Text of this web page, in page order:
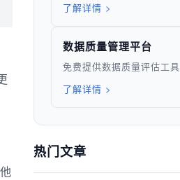
了解详情 >
数据质量管理平台
免费提供数据质量评估工具
了解详情 >
热门文章